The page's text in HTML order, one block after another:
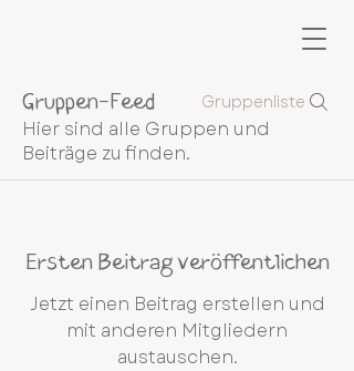
Gruppen-Feed Gruppenliste
Hier sind alle Gruppen und
Beiträge zu finden.
Ersten Beitrag veröffentlichen
Jetzt einen Beitrag erstellen und
mit anderen Mitgliedern
austauschen.